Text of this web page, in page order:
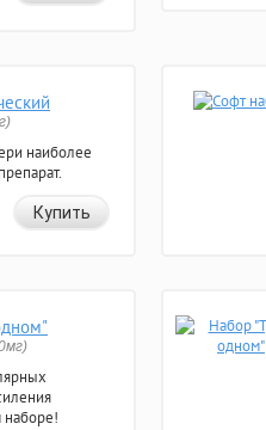
наиболее
Купить
наборе!